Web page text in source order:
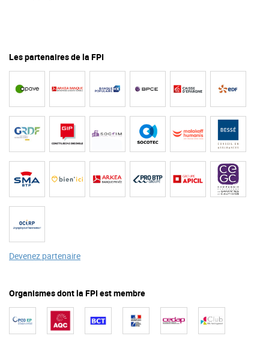
Les partenaires de la FPI
Devenez partenaire
Organismes dont la FPI est membre